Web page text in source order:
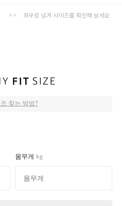
좌우로 넘겨 사이즈를 확인해 보세요